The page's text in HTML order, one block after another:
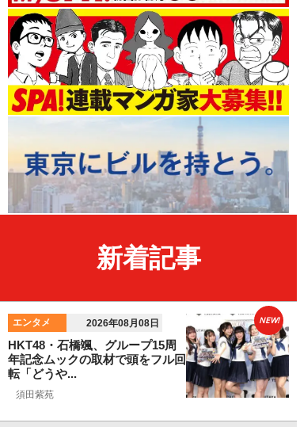
新着記事
エンタメ 2026年08月08日
HKT48・石橋颯、グループ15周
年記念ムックの取材で頭をフル回
転「どうや...
須田紫苑
NEW!